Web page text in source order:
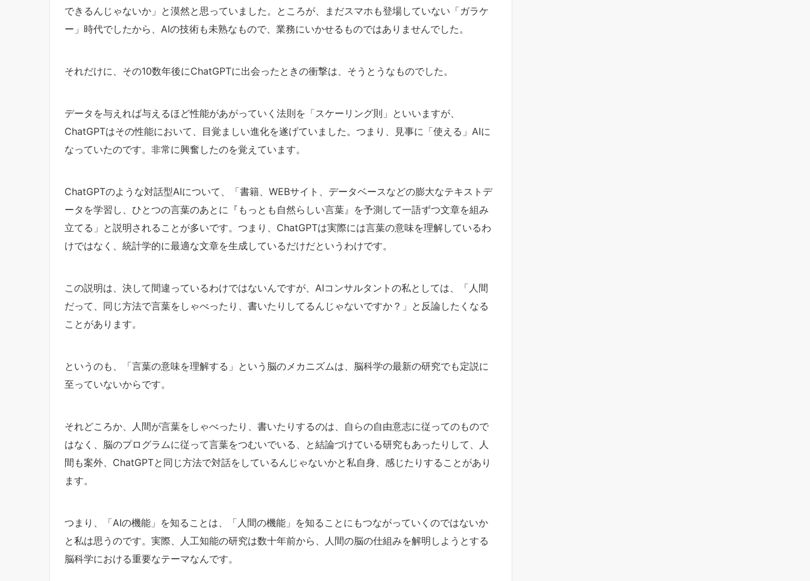
できるんじゃないか」と漠然と思っていました。ところが、まだスマホも登場していない「ガラケ
ー」時代でしたから、AIの技術も未熟なもので、業務にいかせるものではありませんでした。
それだけに、その10数年後にChatGPTに出会ったときの衝撃は、そうとうなものでした。
データを与えれば与えるほど性能があがっていく法則を「スケーリング則」といいますが、
ChatGPTはその性能において、目覚ましい進化を遂げていました。つまり、見事に「使える」AIに
なっていたのです。非常に興奮したのを覚えています。
ChatGPTのような対話型AIについて、「書籍、WEBサイト、データベースなどの膨大なテキストデ
ータを学習し、ひとつの言葉のあとに『もっとも自然らしい言葉』を予測して一語ずつ文章を組み
立てる」と説明されることが多いです。つまり、ChatGPTは実際には言葉の意味を理解しているわ
けではなく、統計学的に最適な文章を生成しているだけだというわけです。
この説明は、決して間違っているわけではないんですが、AIコンサルタントの私としては、「人間
だって、同じ方法で言葉をしゃべったり、書いたりしてるんじゃないですか？」と反論したくなる
ことがあります。
というのも、「言葉の意味を理解する」という脳のメカニズムは、脳科学の最新の研究でも定説に
至っていないからです。
それどころか、人間が言葉をしゃべったり、書いたりするのは、自らの自由意志に従ってのもので
はなく、脳のプログラムに従って言葉をつむいでいる、と結論づけている研究もあったりして、人
間も案外、ChatGPTと同じ方法で対話をしているんじゃないかと私自身、感じたりすることがあり
ます。
つまり、「AIの機能」を知ることは、「人間の機能」を知ることにもつながっていくのではないか
と私は思うのです。実際、人工知能の研究は数十年前から、人間の脳の仕組みを解明しようとする
脳科学における重要なテーマなんです。